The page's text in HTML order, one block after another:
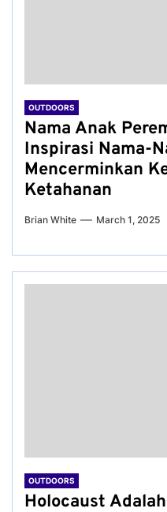
OUTDOORS
Nama Anak
Inspirasi Nama-
Mencerminkan
Ketahanan
Brian White March 1, 2025
OUTDOORS
Holocaust